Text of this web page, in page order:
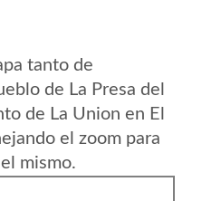
tanto de
de La Presa del
de La Union en El
el zoom para
mismo.